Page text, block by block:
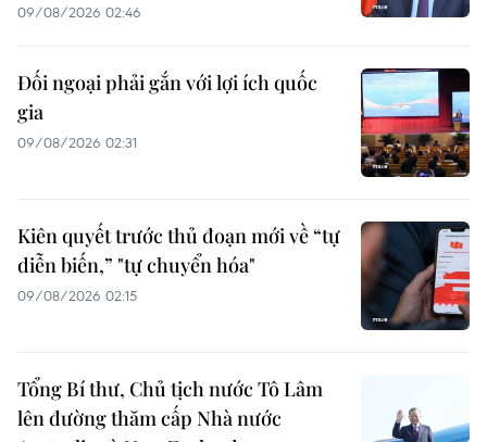
09/08/2026 02:46
Đối ngoại phải gắn với lợi ích quốc
gia
09/08/2026 02:31
Kiên quyết trước thủ đoạn mới về “tự
diễn biến,” "tự chuyển hóa"
09/08/2026 02:15
Tổng Bí thư, Chủ tịch nước Tô Lâm
lên đường thăm cấp Nhà nước